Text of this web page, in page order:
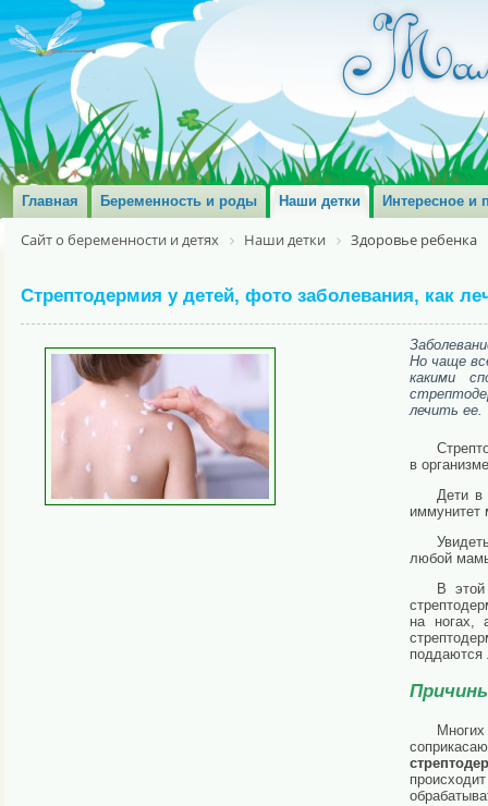
Главная Беременность и роды Наши детки Интересное и
Сайт о беременности и детях Наши детки Здоровье ребенка
Стрептодермия у детей, фото заболевания, как
Но чаще
какими
лечить ее.
в
Дети в
иммунитет
любой
В
на ногах,